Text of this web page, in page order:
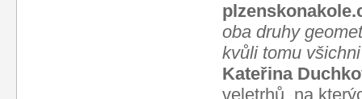
oba druhy
kvůli tomu
Kateřina
veletrhů, na